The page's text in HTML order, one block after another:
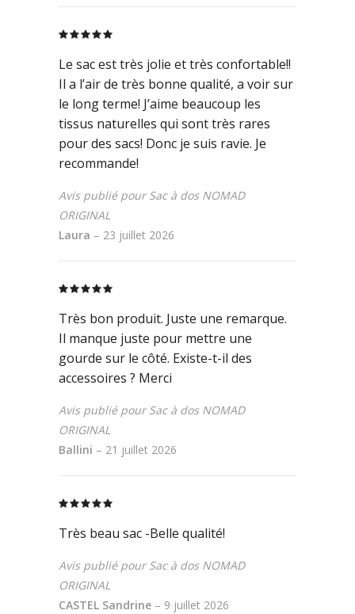
Le sac est très jolie et très confortable!!
Il a l’air de très bonne qualité, a voir sur
le long terme! J’aime beaucoup les
tissus naturelles qui sont très rares
pour des sacs! Donc je suis ravie. Je
recommande!
Avis publié pour Sac à dos NOMAD
ORIGINAL
Laura – 23 juillet 2026
Très bon produit. Juste une remarque.
Il manque juste pour mettre une
gourde sur le côté. Existe-t-il des
accessoires ? Merci
Avis publié pour Sac à dos NOMAD
ORIGINAL
Ballini – 21 juillet 2026
Très beau sac -Belle qualité!
Avis publié pour Sac à dos NOMAD
ORIGINAL
CASTEL Sandrine – 9 juillet 2026